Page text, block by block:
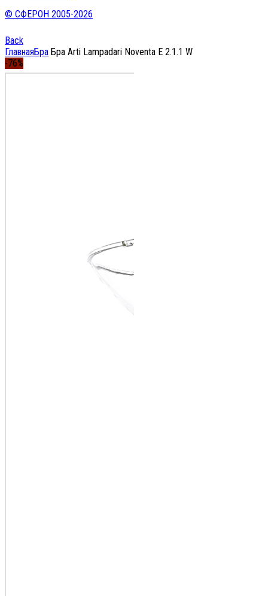
© СФЕРОН 2005-2026
Back
ГлавнаяБра Бра Arti Lampadari Noventa E 2.1.1 W
-76%